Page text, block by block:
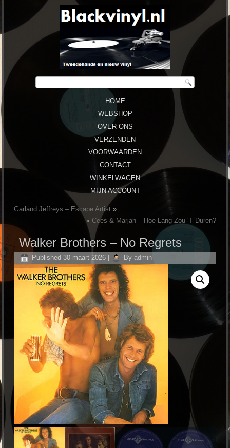
HOME
WEBSHOP
OVER ONS
VERZENDEN
VOORWAARDEN
CONTACT
WINKELWAGEN
MIJN ACCOUNT
Garland Jeffreys ‎– Escape Artist »
« Cees & Marjan ‎– Hoe Lang Zou ‘T Duren?
Walker Brothers – No Regrets
Published 30 maart 2026 By admin